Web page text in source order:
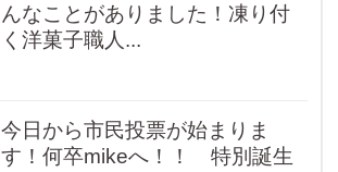
んなことがありました！凍り付
く洋菓子職人...
今日から市民投票が始まりま
す！何卒mikeへ！！ 特別誕生